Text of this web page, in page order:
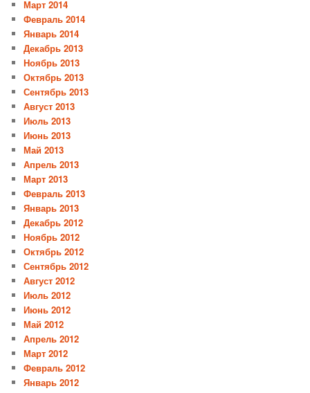
Март 2014
Февраль 2014
Январь 2014
Декабрь 2013
Ноябрь 2013
Октябрь 2013
Сентябрь 2013
Август 2013
Июль 2013
Июнь 2013
Май 2013
Апрель 2013
Март 2013
Февраль 2013
Январь 2013
Декабрь 2012
Ноябрь 2012
Октябрь 2012
Сентябрь 2012
Август 2012
Июль 2012
Июнь 2012
Май 2012
Апрель 2012
Март 2012
Февраль 2012
Январь 2012